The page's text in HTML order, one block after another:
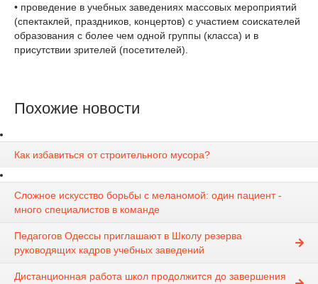
• проведение в учебных заведениях массовых мероприятий
(спектаклей, праздников, концертов) с участием соискателей
образования с более чем одной группы (класса) и в
присутствии зрителей (посетителей).
Похожие новости
Как избавиться от строительного мусора?
Сложное искусство борьбы с меланомой: один пациент -
много специалистов в команде
Педагогов Одессы приглашают в Школу резерва
руководящих кадров учебных заведений
Дистанционная работа школ продолжится до завершения